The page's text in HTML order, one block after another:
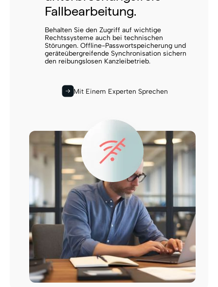
Fallbearbeitung.
Behalten Sie den Zugriff auf wichtige
Rechtssysteme auch bei technischen
Störungen. Offline-Passwortspeicherung und
geräteübergreifende Synchronisation sichern
den reibungslosen Kanzleibetrieb.
Mit Einem Experten Sprechen